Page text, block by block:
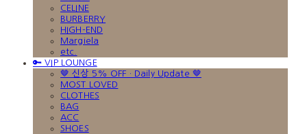
CELINE
BURBERRY
HIGH-END
Margiela
etc.
🔑 VIP LOUNGE
🤎 신상 5% OFF · Daily Update 🤎
MOST LOVED
CLOTHES
BAG
ACC
SHOES